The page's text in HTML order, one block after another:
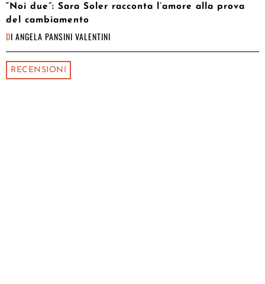
“Noi due”: Sara Soler racconta l’amore alla prova
del cambiamento
DI ANGELA PANSINI VALENTINI
RECENSIONI